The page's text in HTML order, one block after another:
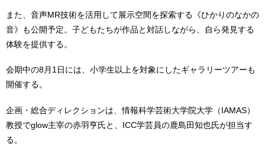
また、音声MR技術を活用して展示空間を探索する《ひかりのなかの
音》も公開予定。子どもたちが作品と対話しながら、自ら発見する
体験を提供する。
会期中の8月1日には、小学生以上を対象にしたギャラリーツアーも
開催する。
企画・総合ディレクションは、情報科学芸術大学院大学（IAMAS）
教授でglow主宰の赤羽亨氏と、ICC学芸員の鹿島田知也氏が担当す
る。